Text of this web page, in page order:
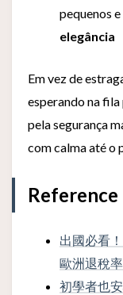
pequenos
elegância
Em vez de
esperando na
pela segurança
com calma até o
Reference
出國必看
歐洲退稅
初學者也